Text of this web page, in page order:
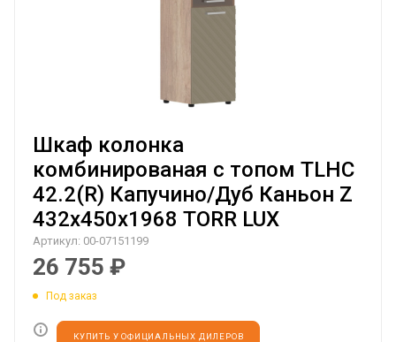
Шкаф колонка
комбинированая с топом TLHC
42.2(R) Капучино/Дуб Каньон Z
432х450х1968 TORR LUX
Артикул: 00-07151199
26 755 ₽
Под заказ
КУПИТЬ У ОФИЦИАЛЬНЫХ ДИЛЕРОВ